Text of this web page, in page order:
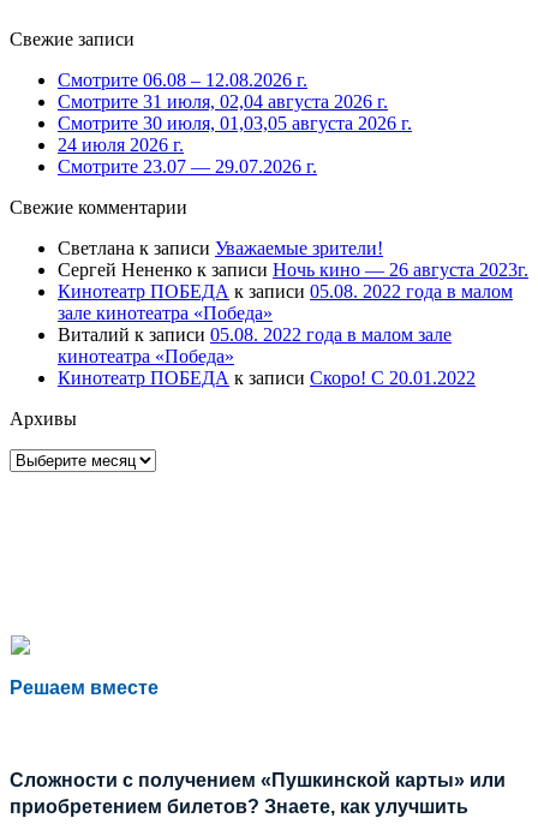
Свежие записи
Смотрите 06.08 – 12.08.2026 г.
Смотрите 31 июля, 02,04 августа 2026 г.
Смотрите 30 июля, 01,03,05 августа 2026 г.
24 июля 2026 г.
Смотрите 23.07 — 29.07.2026 г.
Свежие комментарии
Светлана к записи Уважаемые зрители!
Сергей Нененко к записи Ночь кино — 26 августа 2023г.
Кинотеатр ПОБЕДА к записи 05.08. 2022 года в малом
зале кинотеатра «Победа»
Виталий к записи 05.08. 2022 года в малом зале
кинотеатра «Победа»
Кинотеатр ПОБЕДА к записи Скоро! С 20.01.2022
Архивы
Архивы
Решаем вместе
Сложности с получением «Пушкинской карты» или
приобретением билетов? Знаете, как улучшить